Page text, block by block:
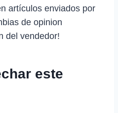
artículos enviados por
de opinion
del vendedor!
este